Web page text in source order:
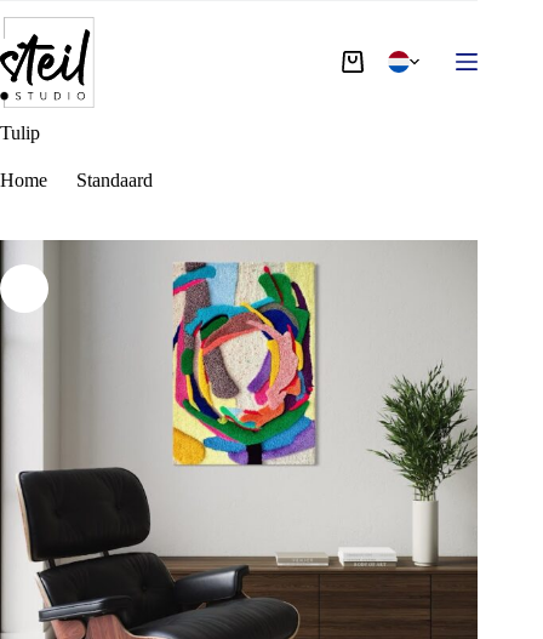
Tulip
€2.400,00
Op
voorraad
Toevoegen aan winkelwagen
Tulip
Home Standaard